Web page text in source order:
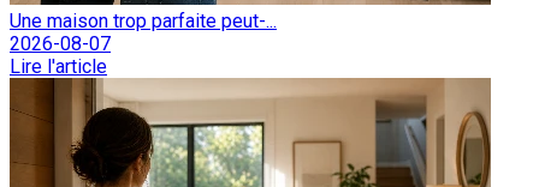
Une maison trop parfaite peut-...
2026-08-07
Lire l'article